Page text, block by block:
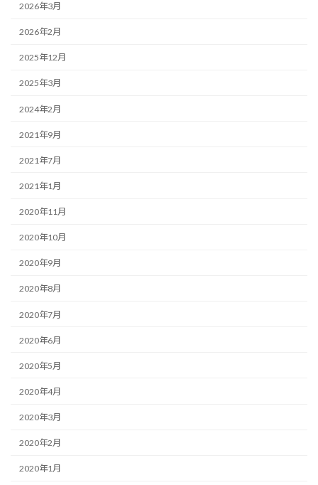
2026年3月
2026年2月
2025年12月
2025年3月
2024年2月
2021年9月
2021年7月
2021年1月
2020年11月
2020年10月
2020年9月
2020年8月
2020年7月
2020年6月
2020年5月
2020年4月
2020年3月
2020年2月
2020年1月